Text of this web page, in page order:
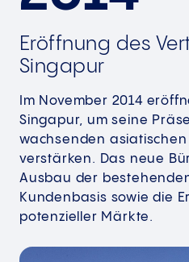
Eröffnung des
Singapur
Im November 2014
Singapur, um seine
wachsenden
verstärken. Das neue
Ausbau der
Kundenbasis sowie die
potenzieller Märkte.